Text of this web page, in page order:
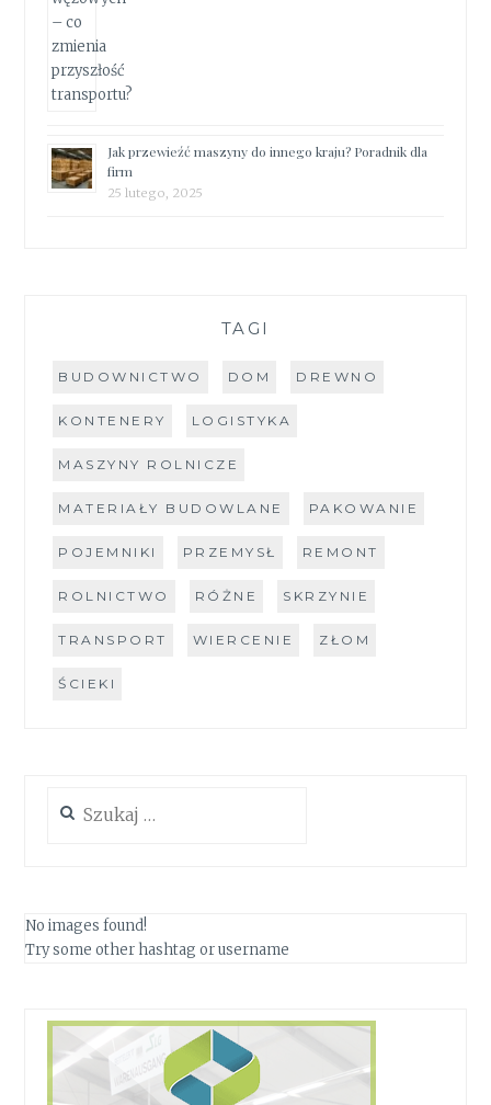
Jak przewieźć maszyny do innego kraju? Poradnik dla
firm
25 lutego, 2025
TAGI
BUDOWNICTWO DOM DREWNO
KONTENERY LOGISTYKA
MASZYNY ROLNICZE
MATERIAŁY BUDOWLANE PAKOWANIE
POJEMNIKI PRZEMYSŁ REMONT
ROLNICTWO RÓŻNE SKRZYNIE
TRANSPORT WIERCENIE ZŁOM
ŚCIEKI
No images found!
Try some other hashtag or username